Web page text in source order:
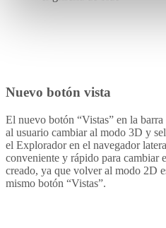
Nuevo botón vista
El nuevo botón “Vistas” en la
al usuario cambiar al modo 3D y
el Explorador en el navegador
conveniente y rápido para cambiar
creado, ya que volver al modo 2D
mismo botón “Vistas”.